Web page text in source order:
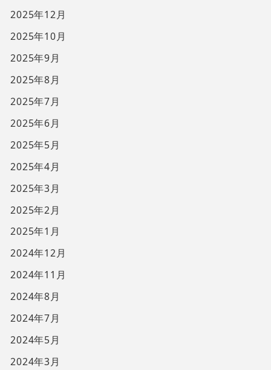
2025年12月
2025年10月
2025年9月
2025年8月
2025年7月
2025年6月
2025年5月
2025年4月
2025年3月
2025年2月
2025年1月
2024年12月
2024年11月
2024年8月
2024年7月
2024年5月
2024年3月